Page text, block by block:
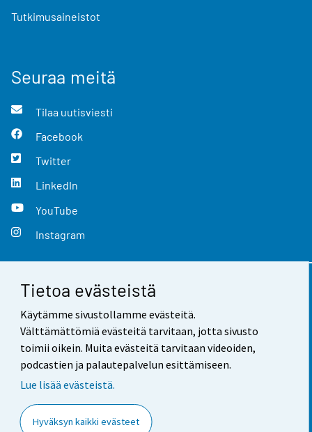
Tietoa evästeistä
Käytämme sivustollamme evästeitä.
Välttämättömiä evästeitä tarvitaan, jotta sivusto
toimii oikein. Muita evästeitä tarvitaan videoiden,
podcastien ja palautepalvelun esittämiseen.
Lue lisää evästeistä.
Hyväksyn kaikki evästeet
Tutkimusaineistot
Seuraa meitä
Tilaa uutisviesti
Facebook
Twitter
LinkedIn
YouTube
Instagram
Yhteystiedot
Palaute
Käyttöehdot
Saavutettavuus